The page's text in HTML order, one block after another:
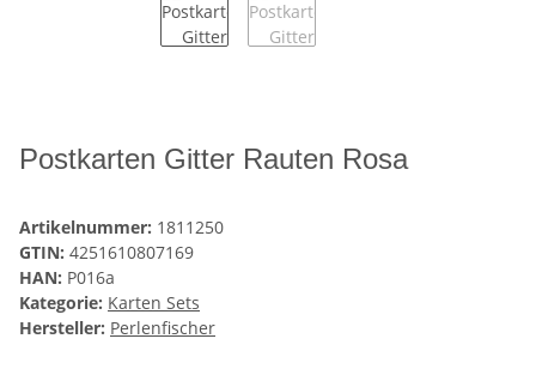
Postkarten Gitter Rauten Rosa
Artikelnummer: 1811250
GTIN: 4251610807169
HAN: P016a
Kategorie: Karten Sets
Hersteller: Perlenfischer